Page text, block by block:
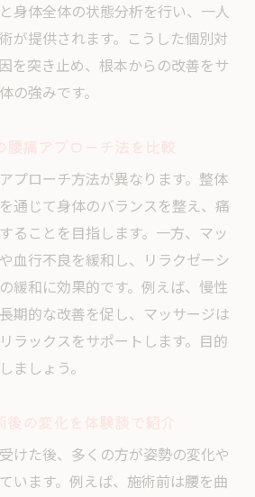
身体全体の状態分析を行い、一人
が提供されます。こうした個別対
を突き止め、根本からの改善をサ
の強みです。
プローチ方法が異なります。整体
通じて身体のバランスを整え、痛
ることを目指します。一方、マッ
血行不良を緩和し、リラクゼーシ
緩和に効果的です。例えば、慢性
期的な改善を促し、マッサージは
ラックスをサポートします。目的
ましょう。
けた後、多くの方が姿勢の変化や
います。例えば、施術前は腰を曲